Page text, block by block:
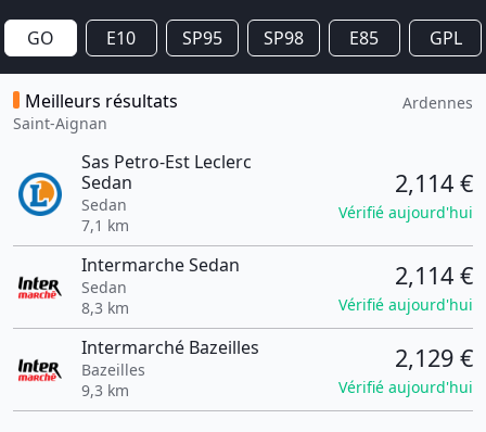
GO E10 SP95 SP98 E85 GPL
Meilleurs résultats
Saint-Aignan
Ardennes
Sas Petro-Est Leclerc
Sedan
Sedan
7,1 km
2,114 €
Vérifié aujourd'hui
Intermarche Sedan
Sedan
8,3 km
2,114 €
Vérifié aujourd'hui
Intermarché Bazeilles
Bazeilles
9,3 km
2,129 €
Vérifié aujourd'hui